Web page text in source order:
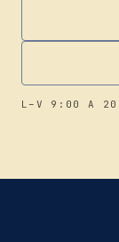
L–V 9:00 A